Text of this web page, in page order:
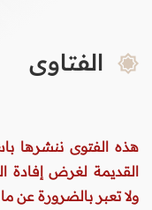
الفتاوى
هذه الفتوى ننشرها
القديمة لغرض إفادة
ولا تعبر بالضرورة عن ما